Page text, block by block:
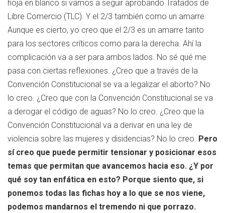
hoja en blanco si vamos a seguir aprobando Tratados de
Libre Comercio (TLC). Y el 2/3 también como un amarre.
Aunque es cierto, yo creo que el 2/3 es un amarre tanto
para los sectores críticos como para la derecha. Ahí la
complicación va a ser para ambos lados. No sé qué me
pasa con ciertas reflexiones. ¿Creo que a través de la
Convención Constitucional se va a legalizar el aborto? No
lo creo. ¿Creo que con la Convención Constitucional se va
a derogar el código de aguas? No lo creo. ¿Creo que la
Convención Constitucional va a derivar en una ley de
violencia sobre las mujeres y disidencias? No lo creo. Pero
sí creo que puede permitir tensionar y posicionar esos
temas que permitan que avancemos hacia eso. ¿Y por
qué soy tan enfática en esto? Porque siento que, si
ponemos todas las fichas hoy a lo que se nos viene,
podemos mandarnos el tremendo ni que porrazo.